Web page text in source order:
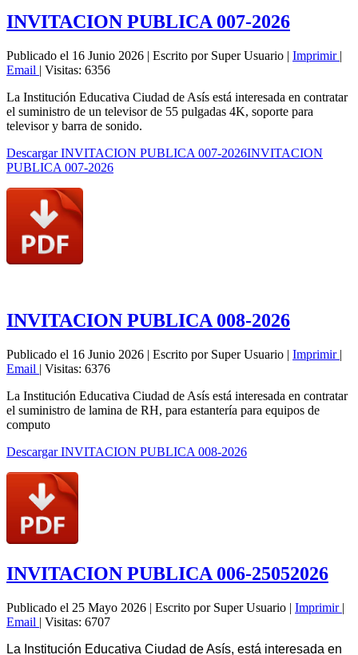
INVITACION PUBLICA 007-2026
Publicado el 16 Junio 2026 | Escrito por Super Usuario | Imprimir |
Email | Visitas: 6356
La Institución Educativa Ciudad de Asís está interesada en contratar
el suministro de un televisor de 55 pulgadas 4K, soporte para
televisor y barra de sonido.
Descargar INVITACION PUBLICA 007-2026INVITACION
PUBLICA 007-2026
INVITACION PUBLICA 008-2026
Publicado el 16 Junio 2026 | Escrito por Super Usuario | Imprimir |
Email | Visitas: 6376
La Institución Educativa Ciudad de Asís está interesada en contratar
el suministro de lamina de RH, para estantería para equipos de
computo
Descargar INVITACION PUBLICA 008-2026
INVITACION PUBLICA 006-25052026
Publicado el 25 Mayo 2026 | Escrito por Super Usuario | Imprimir |
Email | Visitas: 6707
La Institución Educativa Ciudad de Asís, está interesada en